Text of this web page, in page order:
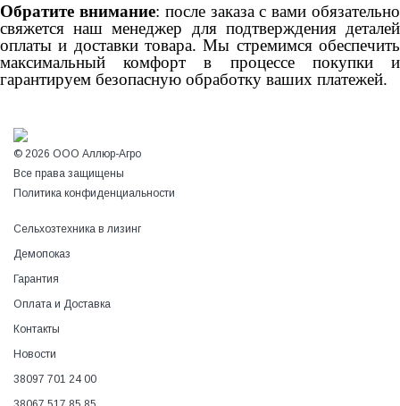
Обратите внимание: после заказа с вами обязательно
свяжется наш менеджер для подтверждения деталей
оплаты и доставки товара. Мы стремимся обеспечить
максимальный комфорт в процессе покупки и
гарантируем безопасную обработку ваших платежей.
© 2026 ООО Аллюр-Агро
Все права защищены
Политика конфиденциальности
Сельхозтехника в лизинг
Демопоказ
Гарантия
Оплата и Доставка
Контакты
Новости
38097 701 24 00